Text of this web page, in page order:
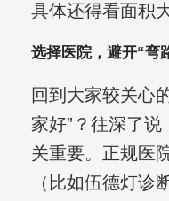
具体还得看面积
选择医院，避开“弯
回到大家较关心
家好”？往深了
关重要。正规医
（比如伍德灯诊